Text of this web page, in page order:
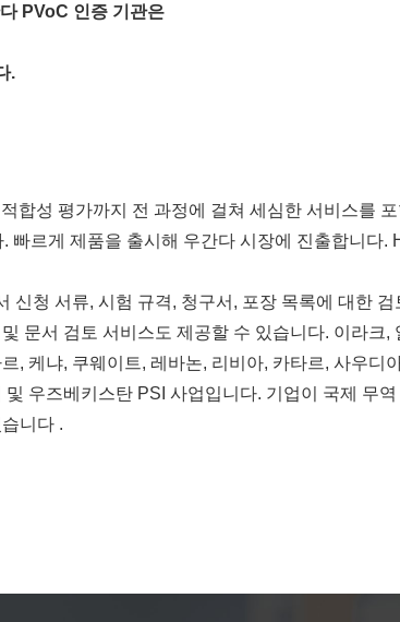
PVoC 인증 기관은
.
합성 평가까지 전 과정에 걸쳐 세심한 서비스를
빠르게 제품을 출시해 우간다 시장에 진출합니다.
신청 서류, 시험 규격, 청구서, 포장 목록에 대한
문서 검토 서비스도 제공할 수 있습니다. 이라크,
, 케냐, 쿠웨이트, 레바논, 리비아, 카타르, 사우디
우즈베키스탄 PSI 사업입니다. 기업이 국제 무
니다 .